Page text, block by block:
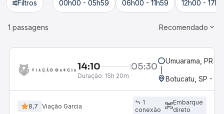
Filtros 00h00 - 05h59 06h00 - 11h59 12h00 -
1 passagens Recomendado
14:10 05:30
Duração: 15h 20m
Umuarama, PR
Botucatu, SP -
8,7 Viação Garcia
1
conexão
Embarque
direto